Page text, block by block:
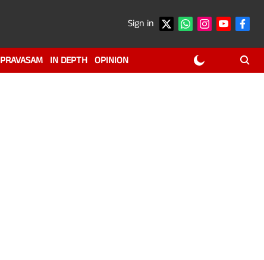
Sign in
PRAVASAM IN DEPTH OPINION